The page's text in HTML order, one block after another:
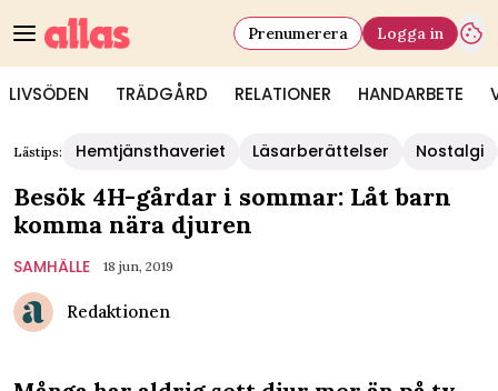
LIVSÖDEN TRÄDGÅRD RELATIONER HANDARBETE
Prenumerera Logga in
Lästips: Hemtjänsthaveriet Läsarberättelser Nostalgi
Besök 4H-gårdar i sommar: Låt barn
komma nära djuren
SAMHÄLLE 18 jun, 2019
Redaktionen